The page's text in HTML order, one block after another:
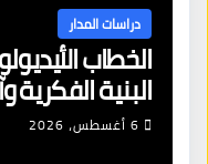
دراسات المدار
الخطاب
البنية الفكرية
6 أغسطس، 2026